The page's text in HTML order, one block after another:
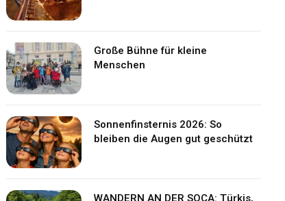
Große Bühne für kleine
Menschen
Sonnenfinsternis 2026: So
bleiben die Augen gut geschützt